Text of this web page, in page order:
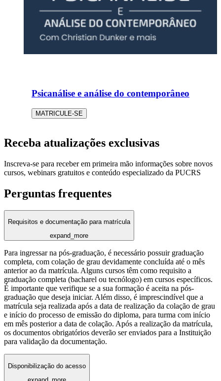
Psicanálise e análise do contemporâneo
MATRICULE-SE
Receba atualizações exclusivas
Inscreva-se para receber em primeira mão informações sobre novos
cursos, webinars gratuitos e conteúdo especializado da PUCRS
Perguntas frequentes
Requisitos e documentação para matrícula
expand_more
Para ingressar na pós-graduação, é necessário possuir graduação
completa, com colação de grau devidamente concluída até o mês
anterior ao da matrícula. Alguns cursos têm como requisito a
graduação completa (bacharel ou tecnólogo) em cursos específicos.
É importante que verifique se a sua formação é aceita na pós-
graduação que deseja iniciar. Além disso, é imprescindível que a
matrícula seja realizada após a data de realização da colação de grau
e início do processo de emissão do diploma, para turma com início
em mês posterior a data de colação. Após a realização da matrícula,
os documentos obrigatórios deverão ser enviados para a Instituição
para validação da documentação.
Disponibilização do acesso